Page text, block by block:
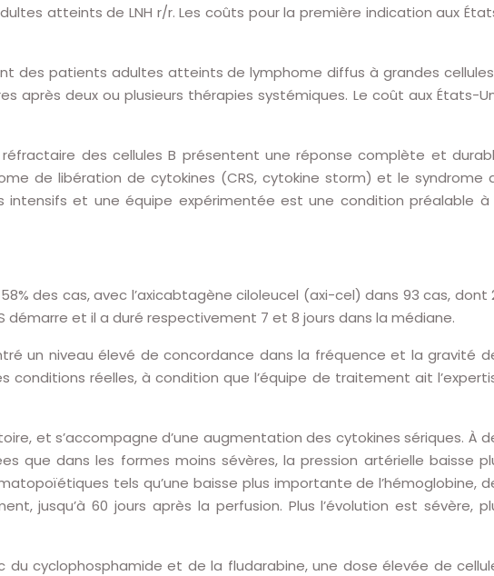
atteints de LNH r/r. Les coûts pour la première indication aux
des patients adultes atteints de lymphome diffus à grandes
après deux ou plusieurs thérapies systémiques. Le coût aux États-
des cellules B présentent une réponse complète et
de libération de cytokines (CRS, cytokine storm) et le syndrome
intensifs et une équipe expérimentée est une condition préalable à
des cas, avec l’axicabtagène ciloleucel (axi-cel) dans 93 cas, dont
démarre et il a duré respectivement 7 et 8 jours dans la médiane.
un niveau élevé de concordance dans la fréquence et la gravité
réelles, à condition que l’équipe de traitement ait
et s’accompagne d’une augmentation des cytokines sériques. À
que dans les formes moins sévères, la pression artérielle baisse
tels qu’une baisse plus importante de l’hémoglobine,
jusqu’à 60 jours après la perfusion. Plus l’évolution est sévère,
cyclophosphamide et de la fludarabine, une dose élevée de